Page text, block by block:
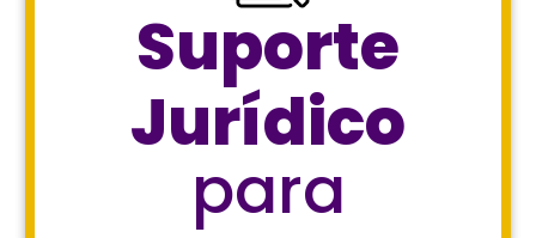
Suporte
Jurídico
para